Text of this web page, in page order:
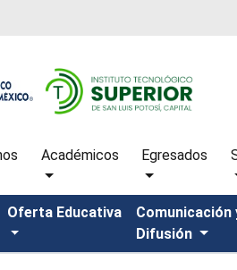
Académicos Egresados
Oferta Educativa
Comunicación
Difusión